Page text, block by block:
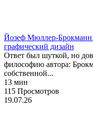
Йозеф Мюллер-
графический дизайн
Ответ был шуткой, но
философию автора:
собственной...
13 мин
115 Просмотров
19.07.26